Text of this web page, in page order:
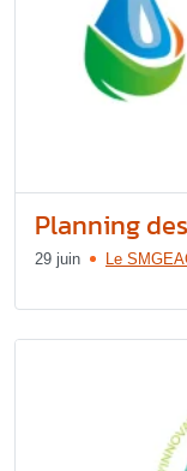
Planning
29 juin Le